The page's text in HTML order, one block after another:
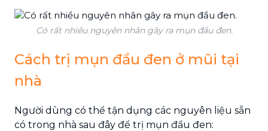
Có rất nhiều nguyên nhân gây ra mụn đầu đen.
Cách trị mụn đầu đen ở mũi tại
nhà
Người dùng có thể tận dụng các nguyên liệu sẵn
có trong nhà sau đây để trị mụn đầu đen: